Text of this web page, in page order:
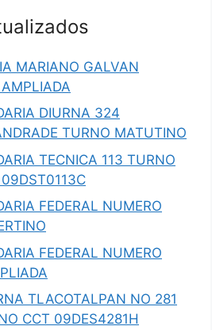
MARIANO GALVAN
DIURNA 324
TURNO MATUTINO
TECNICA 113 TURNO
FEDERAL NUMERO
FEDERAL NUMERO
TLACOTALPAN NO 281
CCT 09DES4281H